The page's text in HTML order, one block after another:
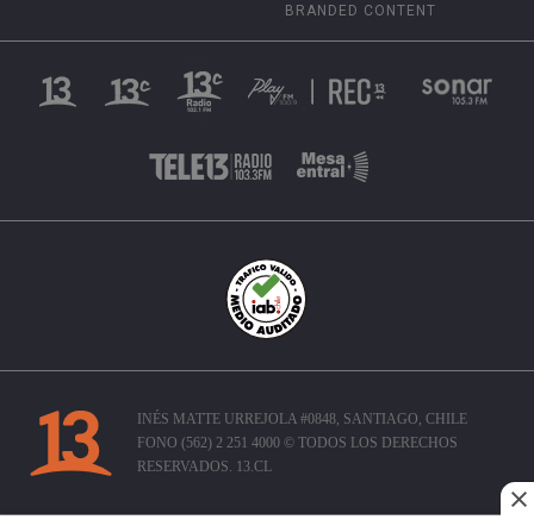
BRANDED CONTENT
INÉS MATTE URREJOLA #0848, SANTIAGO, CHILE
FONO (562) 2 251 4000 © TODOS LOS DERECHOS
RESERVADOS. 13.CL